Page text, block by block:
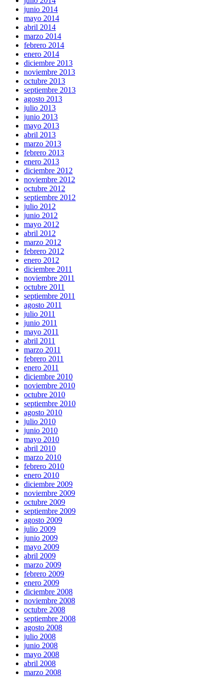
junio 2014
mayo 2014
abril 2014
marzo 2014
febrero 2014
enero 2014
diciembre 2013
noviembre 2013
octubre 2013
septiembre 2013
agosto 2013
julio 2013
junio 2013
mayo 2013
abril 2013
marzo 2013
febrero 2013
enero 2013
diciembre 2012
noviembre 2012
octubre 2012
septiembre 2012
julio 2012
junio 2012
mayo 2012
abril 2012
marzo 2012
febrero 2012
enero 2012
diciembre 2011
noviembre 2011
octubre 2011
septiembre 2011
agosto 2011
julio 2011
junio 2011
mayo 2011
abril 2011
marzo 2011
febrero 2011
enero 2011
diciembre 2010
noviembre 2010
octubre 2010
septiembre 2010
agosto 2010
julio 2010
junio 2010
mayo 2010
abril 2010
marzo 2010
febrero 2010
enero 2010
diciembre 2009
noviembre 2009
octubre 2009
septiembre 2009
agosto 2009
julio 2009
junio 2009
mayo 2009
abril 2009
marzo 2009
febrero 2009
enero 2009
diciembre 2008
noviembre 2008
octubre 2008
septiembre 2008
agosto 2008
julio 2008
junio 2008
mayo 2008
abril 2008
marzo 2008